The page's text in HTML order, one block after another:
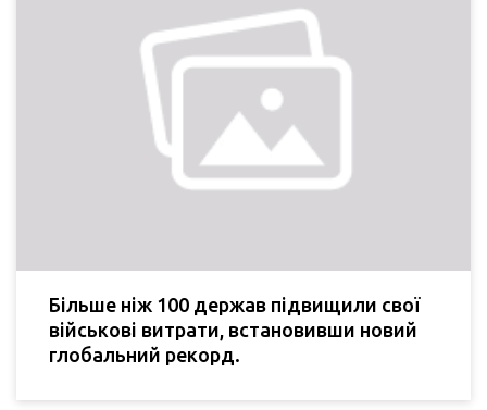
Більше ніж 100 держав підвищили свої
військові витрати, встановивши новий
глобальний рекорд.